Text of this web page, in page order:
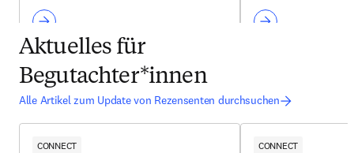
Aktuelles für
Begutachter*innen
Alle Artikel zum Update von Rezensenten durchsuchen
CONNECT CONNECT